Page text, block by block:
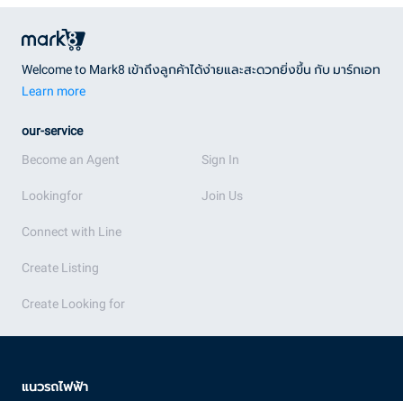
Welcome to Mark8 เข้าถึงลูกค้าได้ง่ายและสะดวกยิ่งขึ้น กับ มาร์กเอท
Learn more
our-service
Become an Agent
Lookingfor
Connect with Line
Create Listing
Create Looking for
Sign In
Join Us
แนวรถไฟฟ้า